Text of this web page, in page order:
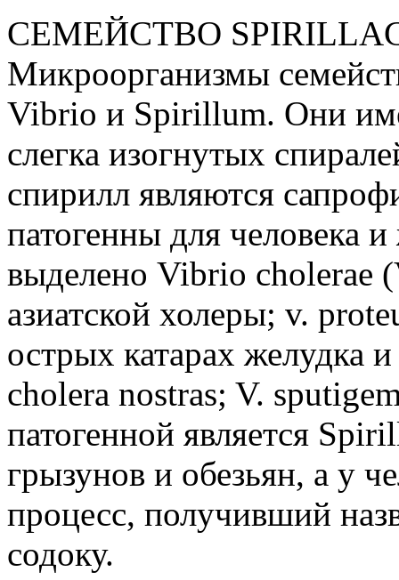
СЕМЕЙСТВО
Микроорганизмы
Vibrio и Spirillum. Они
слегка изогнутых
спирилл являются
патогенны для человека
выделено Vibrio cholerae
азиатской холеры; v.
острых катарах желудка
cholera nostras; V.
патогенной является
грызунов и обезьян, а у
процесс, получивший
содоку.